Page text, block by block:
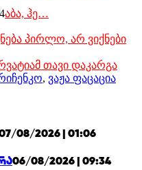
აბა, ჰე…
პირლო, არ ვიქნები
თავი დაკარგა
, ვაჟა ფაცაცია
08/2026 | 01:06
06/08/2026 | 09:34